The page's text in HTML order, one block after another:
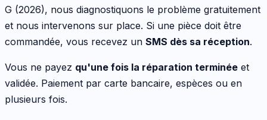
G (2026), nous diagnostiquons le problème gratuitement
et nous intervenons sur place. Si une pièce doit être
commandée, vous recevez un SMS dès sa réception.
Vous ne payez qu'une fois la réparation terminée et
validée. Paiement par carte bancaire, espèces ou en
plusieurs fois.